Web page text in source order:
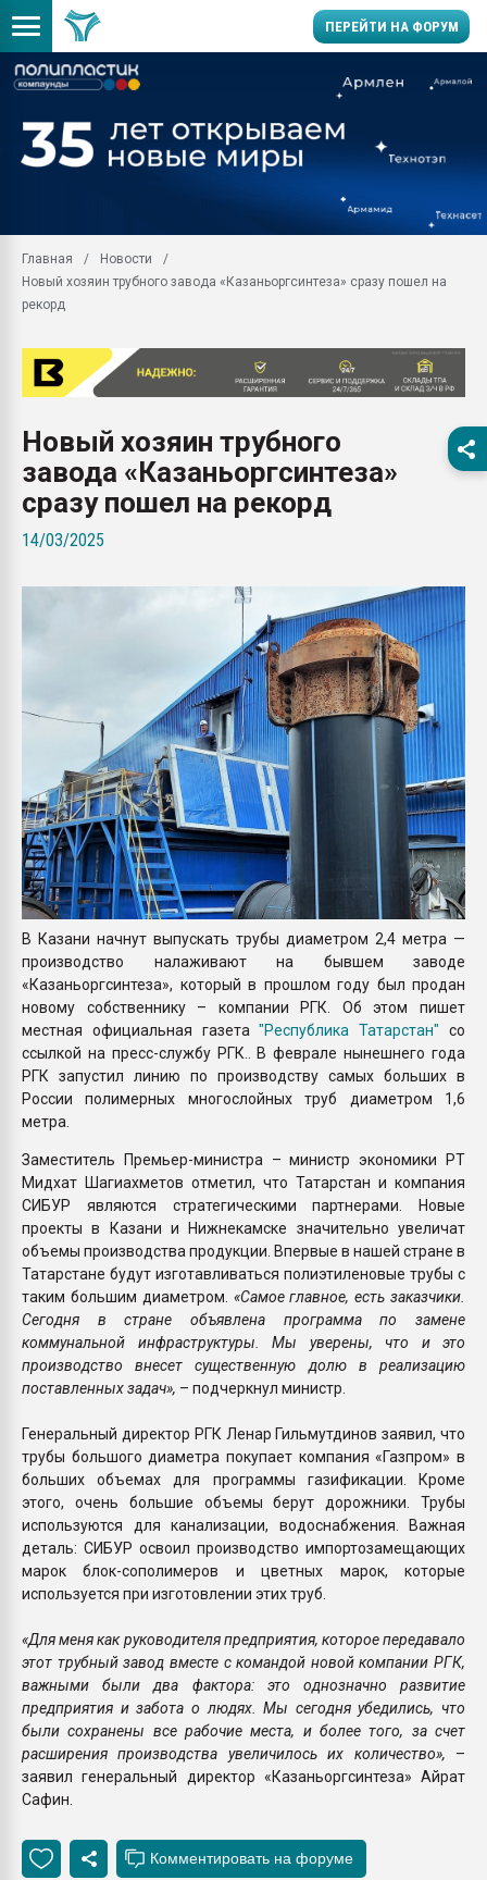
ПЕРЕЙТИ НА ФОРУМ
производство SPC
заводу пластмасс"
28.07.2026
первый план в
28.07.2026
ситуацией на
Всё, что касается
ПЕРЕЙТИ НА
Главная
Новости
Новый хозяин трубного завода «Казаньоргсинтеза» сразу пошел на
рекорд
Новый хозяин трубного
завода «Казаньоргсинтеза»
сразу пошел на рекорд
14/03/2025
В Казани начнут выпускать трубы диаметром 2,4 метра —
производство налаживают на бывшем заводе
«Казаньоргсинтеза», который в прошлом году был продан
новому собственнику – компании РГК. Об этом пишет
местная официальная газета"Республика Татарстан" со
ссылкой на пресс-службу РГК.. В феврале нынешнего года
РГК запустил линию по производству самых больших в
России полимерных многослойных труб диаметром 1,6
метра.
Заместитель Премьер-министра – министр экономики РТ
Мидхат Шагиахметов отметил, что Татарстан и компания
СИБУР являются стратегическими партнерами. Новые
проекты в Казани и Нижнекамске значительно увеличат
объемы производства продукции. Впервые в нашей стране в
Татарстане будут изготавливаться полиэтиленовые трубы с
таким большим диаметром. «Самое главное, есть заказчики.
Сегодня в стране объявлена программа по замене
коммунальной инфраструктуры. Мы уверены, что и это
производство внесет существенную долю в реализацию
поставленных задач», – подчеркнул министр.
Генеральный директор РГК Ленар Гильмутдинов заявил, что
трубы большого диаметра покупает компания «Газпром» в
больших объемах для программы газификации. Кроме
этого, очень большие объемы берут дорожники. Трубы
используются для канализации, водоснабжения. Важная
деталь: СИБУР освоил производство импортозамещающих
марок блок-сополимеров и цветных марок, которые
используется при изготовлении этих труб.
«Для меня как руководителя предприятия, которое передавало
этот трубный завод вместе с командой новой компании РГК,
важными были два фактора: это однозначно развитие
предприятия и забота о людях. Мы сегодня убедились, что
были сохранены все рабочие места, и более того, за счет
расширения производства увеличилось их количество», –
заявил генеральный директор «Казаньоргсинтеза» Айрат
Сафин.